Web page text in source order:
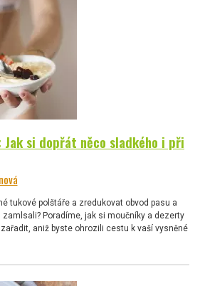
Jak si dopřát něco sladkého i při
tukové polštáře a zredukovat obvod pasu a
Poradíme, jak si moučníky a dezerty
aniž byste ohrozili cestu k vaší vysněné